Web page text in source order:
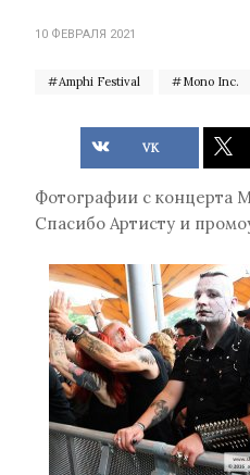
10 ФЕВРАЛЯ 2021
Amphi Festival Mono Inc.
VK
Фотографии с концерта
Спасибо Артисту и